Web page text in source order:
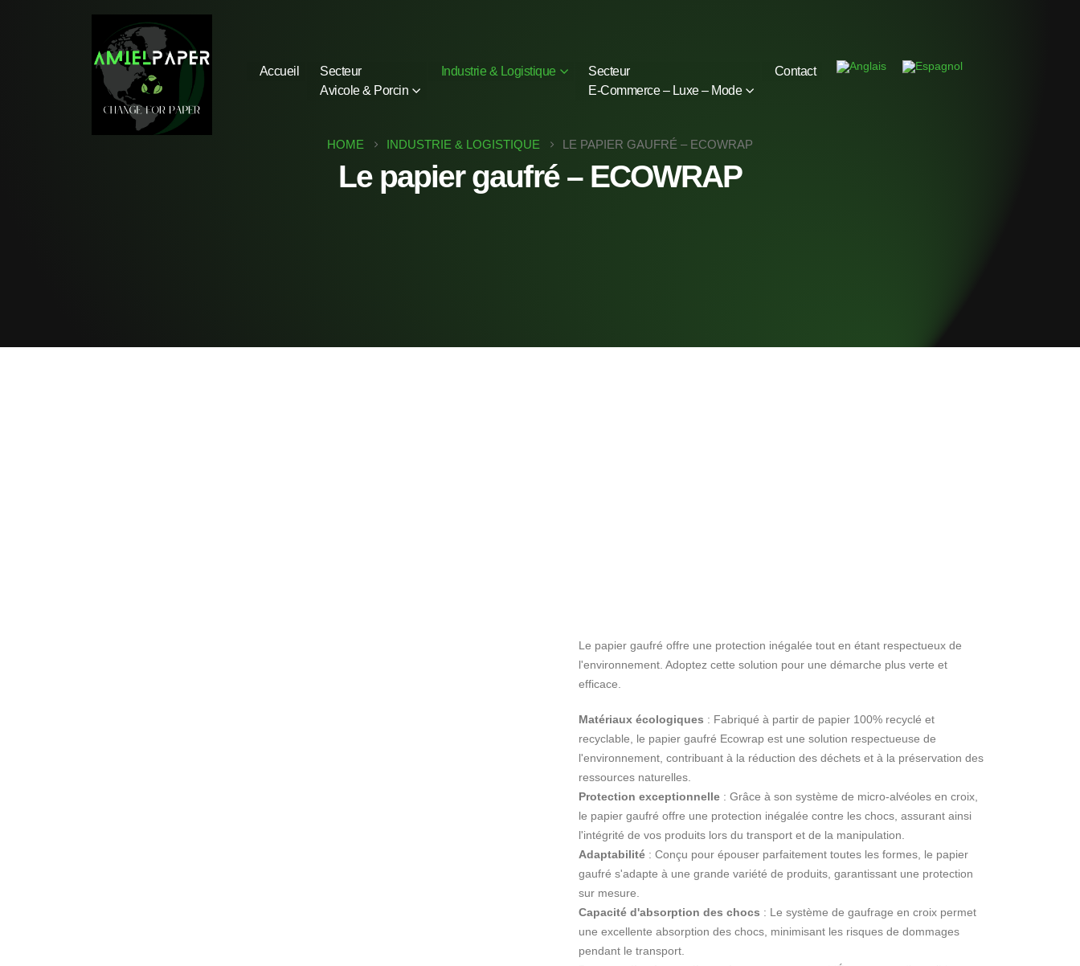
Accueil
Secteur
Avicole & Porcin
Industrie & Logistique
Secteur
E-Commerce – Luxe – Mode
Contact
HOME INDUSTRIE & LOGISTIQUE LE PAPIER GAUFRÉ – ECOWRAP
Le papier gaufré – ECOWRAP
Le papier gaufré offre une protection inégalée tout en étant respectueux de
l'environnement. Adoptez cette solution pour une démarche plus verte et
efficace.
Matériaux écologiques : Fabriqué à partir de papier 100% recyclé et
recyclable, le papier gaufré Ecowrap est une solution respectueuse de
l'environnement, contribuant à la réduction des déchets et à la préservation des
ressources naturelles.
Protection exceptionnelle : Grâce à son système de micro-alvéoles en croix,
le papier gaufré offre une protection inégalée contre les chocs, assurant ainsi
l'intégrité de vos produits lors du transport et de la manipulation.
Adaptabilité : Conçu pour épouser parfaitement toutes les formes, le papier
gaufré s'adapte à une grande variété de produits, garantissant une protection
sur mesure.
Capacité d'absorption des chocs : Le système de gaufrage en croix permet
une excellente absorption des chocs, minimisant les risques de dommages
pendant le transport.